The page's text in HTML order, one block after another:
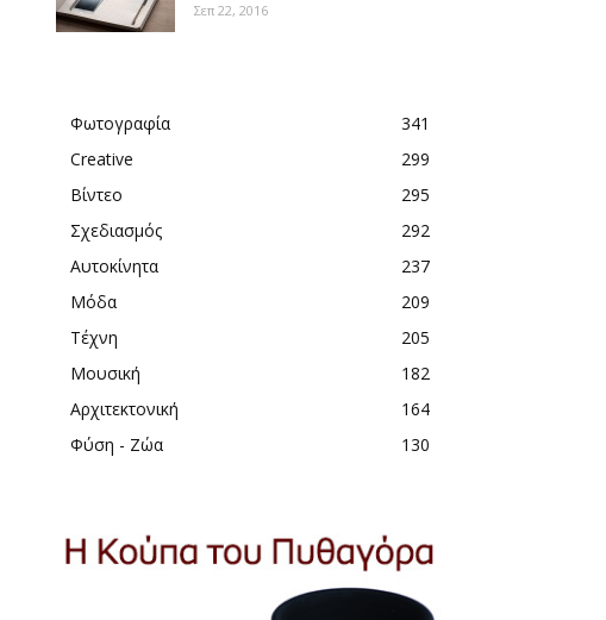
Σεπ 22, 2016
Φωτογραφία
341
Creative
299
Βίντεο
295
Σχεδιασμός
292
Αυτοκίνητα
237
Μόδα
209
Τέχνη
205
Μουσική
182
Αρχιτεκτονική
164
Φύση - Ζώα
130